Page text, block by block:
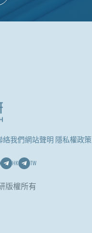
絡我們網站聲明 隱私權政策
HK TW
版權所有